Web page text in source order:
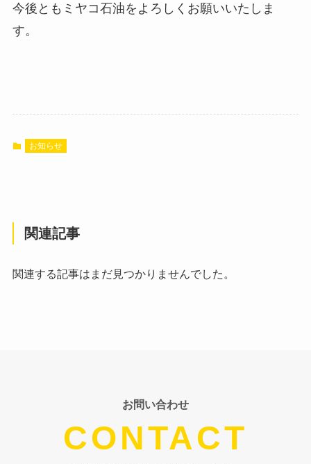
今後ともミヤコ石油をよろしくお願いいたしま
す。
お知らせ
関連記事
関連する記事はまだ見つかりませんでした。
お問い合わせ
CONTACT